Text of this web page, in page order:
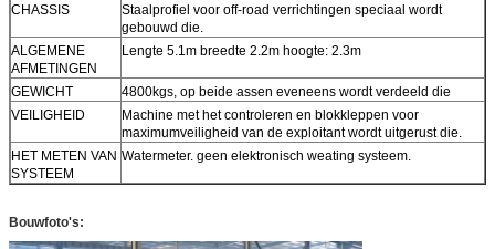
CHASSIS
Staalprofiel voor off-road verrichtingen speciaal wordt
gebouwd die.
ALGEMENE
AFMETINGEN
Lengte 5.1m breedte 2.2m hoogte: 2.3m
GEWICHT
4800kgs, op beide assen eveneens wordt verdeeld die
VEILIGHEID
Machine met het controleren en blokkleppen voor
maximumveiligheid van de exploitant wordt uitgerust die.
HET METEN VAN
SYSTEEM
Watermeter. geen elektronisch weating systeem.
Bouwfoto's: